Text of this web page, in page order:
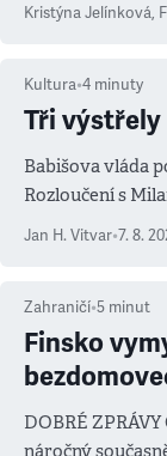
Kristýna Jelínková,
Kultura•4 minuty
Tři výstřely
Babišova vláda
Rozloučení s
salvy i kritika
Jan H. Vitvar•7. 8.
Zahraničí•5 minut
Finsko
DOBRÉ
náročný